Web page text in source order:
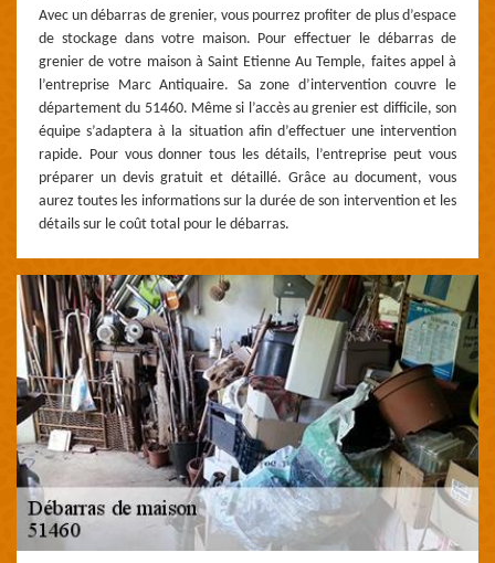
Avec un débarras de grenier, vous pourrez profiter de plus d’espace
de stockage dans votre maison. Pour effectuer le débarras de
grenier de votre maison à Saint Etienne Au Temple, faites appel à
l’entreprise Marc Antiquaire. Sa zone d’intervention couvre le
département du 51460. Même si l’accès au grenier est difficile, son
équipe s’adaptera à la situation afin d’effectuer une intervention
rapide. Pour vous donner tous les détails, l’entreprise peut vous
préparer un devis gratuit et détaillé. Grâce au document, vous
aurez toutes les informations sur la durée de son intervention et les
détails sur le coût total pour le débarras.